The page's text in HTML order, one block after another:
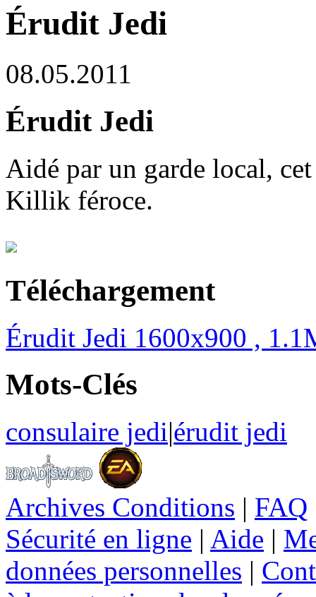
Érudit Jedi
08.05.2011
Érudit Jedi
Aidé par un garde local,
Killik féroce.
Téléchargement
Érudit Jedi 1600x900 ,
Mots-Clés
consulaire jedi|érudit jedi
Archives Conditions | FAQ
Sécurité en ligne | Aide |
données personnelles |